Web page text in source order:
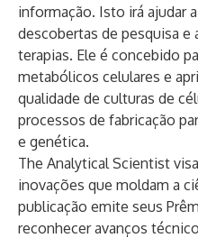
informação. Isto irá ajudar
descobertas de pesquisa
terapias. Ele é concebido
metabólicos celulares e
qualidade de culturas de
processos de fabricação
e genética.
The Analytical Scientist
inovações que moldam a
publicação emite seus
reconhecer avanços